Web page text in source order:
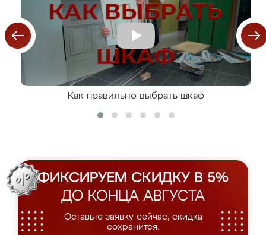
Как правильно выбрать шкаф
ФИКСИРУЕМ СКИДКУ В 5%
ДО КОНЦА АВГУСТА
Оставьте заявку сейчас, скидка
сохранится.